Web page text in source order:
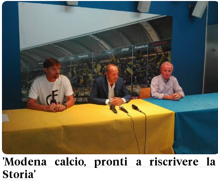
'Modena calcio, pronti a riscrivere la
Storia'